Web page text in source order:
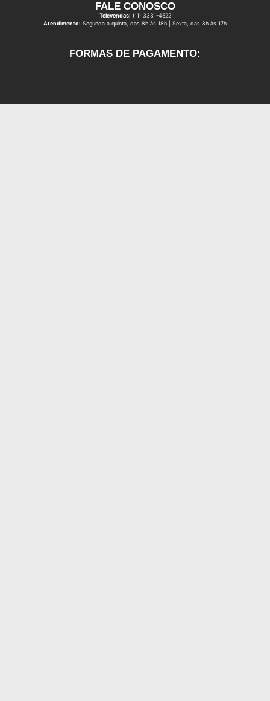
FALE CONOSCO
Televendas: (11) 3331-4522
Atendimento: Segunda a quinta, das 8h às 18h | Sexta, das 8h às 17h
FORMAS DE PAGAMENTO: